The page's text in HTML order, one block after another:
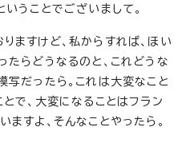
いうことでございまして。
ますけど、私からすれば、ほい
たらどうなるのと、これどうな
写だったら。これは大変なこと
とで、大変になることはフラン
ますよ、そんなことやったら。